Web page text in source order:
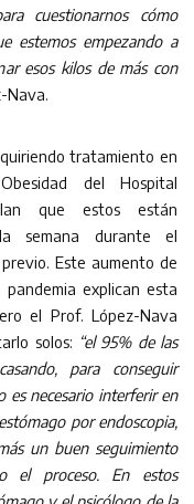
cuestionarnos cómo
estemos empezando a
esos kilos de más con
Nava.
tratamiento en
del Hospital
que estos están
semana durante el
Este aumento de
explican esta
el Prof. López-Nava
solos: “el 95% de las
para conseguir
es necesario interferir en
por endoscopia,
un buen seguimiento
el proceso. En estos